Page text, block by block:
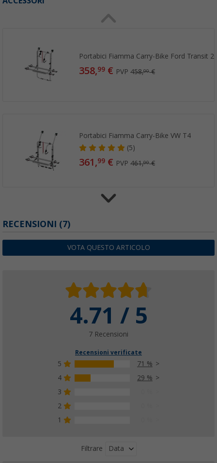
Portabici Fiamma Carry-Bike Ford Transit
358,99 € PVP458,00€
Portabici Fiamma Carry-Bike VW T4
(5)
361,99 € PVP461,00€
73,99€PVP 93,90€
RECENSIONI (7)
VOTA QUESTO ARTICOLO
4.71 / 5
7 Recensioni
Recensioni verificate
5
71 %
4
29 %
3
2
1
Filtrare Data